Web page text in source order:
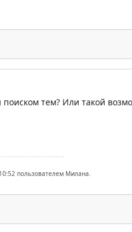
тем? Или такой
пользователем Милана.